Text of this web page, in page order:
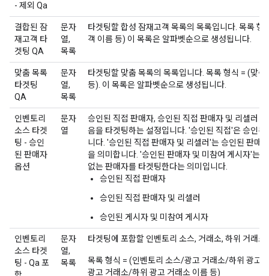
- 제외 Qa
결합된 잠
재고객 타
겟팅 QA
문자
열,
목록
타겟팅할 합성 잠재고객 목록의 목록입니다. 목록 형
객 이름 등) 이 목록은 알파벳순으로 생성됩니다.
맞춤 목록
타겟팅
QA
문자
열,
목록
타겟팅할 맞춤 목록의 목록입니다. 목록 형식 = (맞춤
등). 이 목록은 알파벳순으로 생성됩니다.
인벤토리
소스 타겟
팅 - 승인
된 판매자
옵션
문자
열
승인된 직접 판매자, 승인된 직접 판매자 및 리셀러
음을 타겟팅하는 설정입니다. '승인된 직접'은 승인
니다. '승인된 직접 판매자 및 리셀러'는 승인된 판매
을 의미합니다. '승인된 판매자 및 미참여 게시자'는
없는 판매자를 타겟팅한다는 의미입니다.
승인된 직접 판매자
승인된 직접 판매자 및 리셀러
승인된 게시자 및 미참여 게시자
인벤토리
소스 타겟
팅 - Qa 포
문자
열,
목록
타겟팅에 포함할 인벤토리 소스, 거래소, 하위 거래소
목록 형식 = (인벤토리 소스/광고 거래소/하위 광고
광고 거래소/하위 광고 거래소 이름 등)